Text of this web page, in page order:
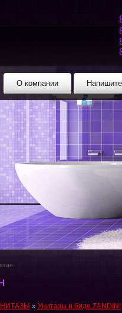
О компании
» Унитазы и биде ZANDINI